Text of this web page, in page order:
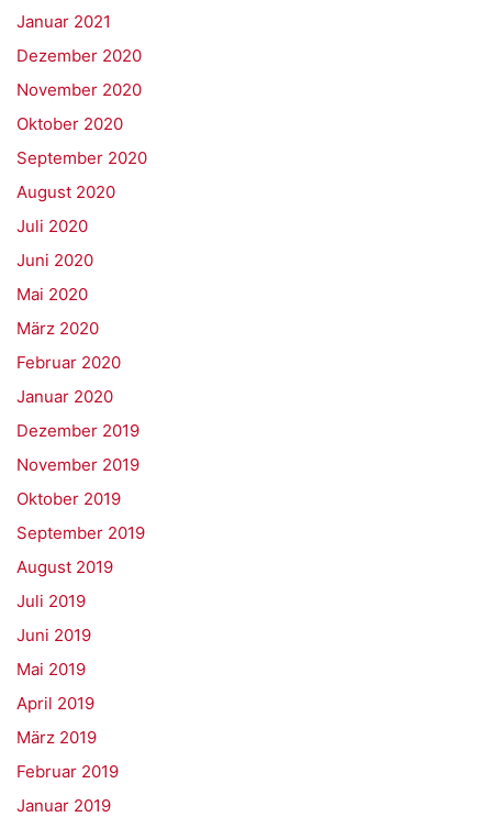
Januar 2021
Dezember 2020
November 2020
Oktober 2020
September 2020
August 2020
Juli 2020
Juni 2020
Mai 2020
März 2020
Februar 2020
Januar 2020
Dezember 2019
November 2019
Oktober 2019
September 2019
August 2019
Juli 2019
Juni 2019
Mai 2019
April 2019
März 2019
Februar 2019
Januar 2019